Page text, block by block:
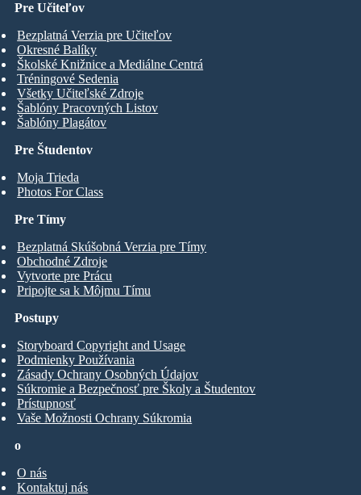
Pre Študentov
Moja Trieda
Photos For Class
Pre Učiteľov
Bezplatná Verzia pre Učiteľov
Okresné Balíky
Školské Knižnice a Mediálne Centrá
Tréningové Sedenia
Všetky Učiteľské Zdroje
Šablóny Pracovných Listov
Šablóny Plagátov
Pre Tímy
Bezplatná Skúšobná Verzia pre Tímy
Obchodné Zdroje
Vytvorte pre Prácu
Pripojte sa k Môjmu Tímu
o
O nás
Kontaktuj nás
Postupy
Storyboard Copyright and Usage
Podmienky Používania
Zásady Ochrany Osobných Údajov
Súkromie a Bezpečnosť pre Školy a Študentov
Prístupnosť
Vaše Možnosti Ochrany Súkromia